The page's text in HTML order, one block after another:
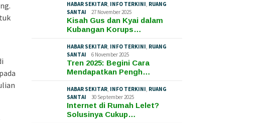
HABAR SEKITAR, INFO TERKINI, RUANG
SANTAI
27 November 2025
Kisah Gus dan Kyai dalam
Kubangan Korups…
HABAR SEKITAR, INFO TERKINI, RUANG
SANTAI
6 November 2025
Tren 2025: Begini Cara
Mendapatkan Pengh…
HABAR SEKITAR, INFO TERKINI, RUANG
SANTAI
30 September 2025
Internet di Rumah Lelet?
Solusinya Cukup…